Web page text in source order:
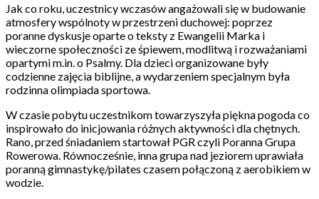
Jak co roku, uczestnicy wczasów angażowali się w budowanie
atmosfery wspólnoty w przestrzeni duchowej: poprzez
poranne dyskusje oparte o teksty z Ewangelii Marka i
wieczorne społeczności ze śpiewem, modlitwą i rozważaniami
opartymi m.in. o Psalmy. Dla dzieci organizowane były
codzienne zajęcia biblijne, a wydarzeniem specjalnym była
rodzinna olimpiada sportowa.
W czasie pobytu uczestnikom towarzyszyła piękna pogoda co
inspirowało do inicjowania różnych aktywności dla chętnych.
Rano, przed śniadaniem startował PGR czyli Poranna Grupa
Rowerowa. Równocześnie, inna grupa nad jeziorem uprawiała
poranną gimnastykę/pilates czasem połączoną z aerobikiem w
wodzie.